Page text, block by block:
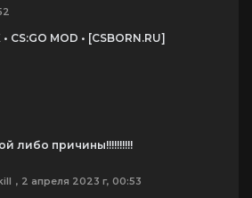
CS:GO MOD • [CSBORN.RU]
либо причины!!!!!!!!!!
, 2 апреля 2023 г, 00:53